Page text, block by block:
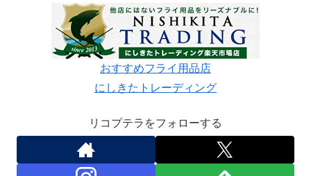
おすすめフライ用品店
にしきたトレーディング
リコプテラをフォローする